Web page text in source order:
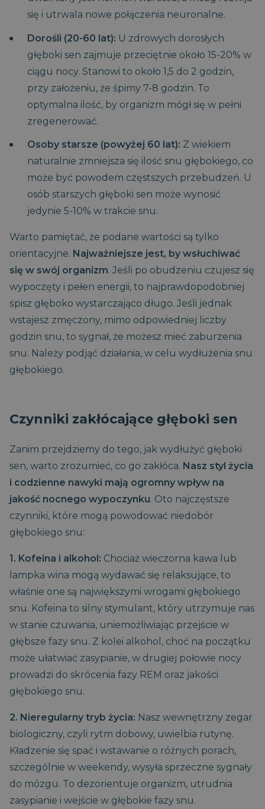
się i utrwala nowe połączenia neuronalne.
Dorośli (20-60 lat): U zdrowych dorosłych
głęboki sen zajmuje przeciętnie około 15-20% w
ciągu nocy. Stanowi to około 1,5 do 2 godzin,
przy założeniu, że śpimy 7-8 godzin. To
optymalna ilość, by organizm mógł się w pełni
zregenerować.
Osoby starsze (powyżej 60 lat): Z wiekiem
naturalnie zmniejsza się ilość snu głębokiego, co
może być powodem częstszych przebudzeń. U
osób starszych głęboki sen może wynosić
jedynie 5-10% w trakcie snu.
Warto pamiętać, że podane wartości są tylko
orientacyjne. Najważniejsze jest, by wsłuchiwać
się w swój organizm. Jeśli po obudzeniu czujesz się
wypoczęty i pełen energii, to najprawdopodobniej
śpisz głęboko wystarczająco długo. Jeśli jednak
wstajesz zmęczony, mimo odpowiedniej liczby
godzin snu, to sygnał, że możesz mieć zaburzenia
snu. Należy podjąć działania, w celu wydłużenia snu
głębokiego.
Czynniki zakłócające głęboki sen
Zanim przejdziemy do tego, jak wydłużyć głęboki
sen, warto zrozumieć, co go zakłóca. Nasz styl życia
i codzienne nawyki mają ogromny wpływ na
jakość nocnego wypoczynku. Oto najczęstsze
czynniki, które mogą powodować niedobór
głębokiego snu:
1. Kofeina i alkohol: Chociaż wieczorna kawa lub
lampka wina mogą wydawać się relaksujące, to
właśnie one są największymi wrogami głębokiego
snu. Kofeina to silny stymulant, który utrzymuje nas
w stanie czuwania, uniemożliwiając przejście w
głębsze fazy snu. Z kolei alkohol, choć na początku
może ułatwiać zasypianie, w drugiej połowie nocy
prowadzi do skrócenia fazy REM oraz jakości
głębokiego snu.
2. Nieregularny tryb życia: Nasz wewnętrzny zegar
biologiczny, czyli rytm dobowy, uwielbia rutynę.
Kładzenie się spać i wstawanie o różnych porach,
szczególnie w weekendy, wysyła sprzeczne sygnały
do mózgu. To dezorientuje organizm, utrudnia
zasypianie i wejście w głębokie fazy snu.